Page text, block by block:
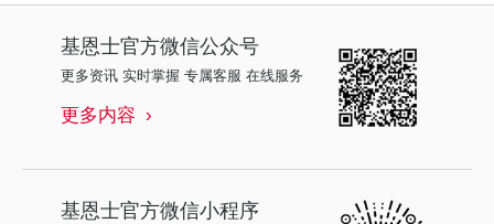
基恩士官方微信公众号
更多资讯 实时掌握 专属客服 在线服务
更多内容
基恩士官方微信小程序